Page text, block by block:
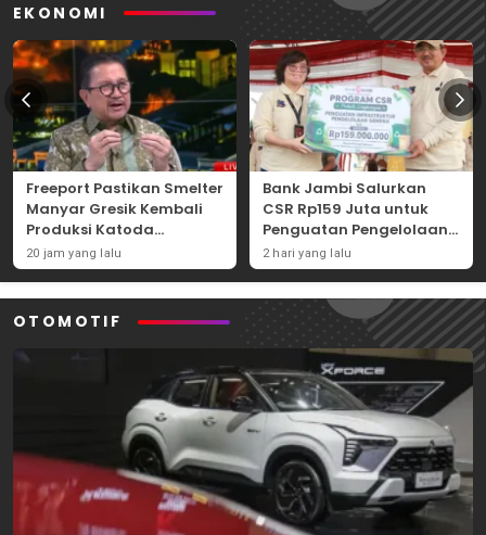
EKONOMI
Freeport Pastikan Smelter
Manyar Gresik Kembali
Produksi Katoda
Tembaga Mulai
September 2026
20 jam yang lalu
Bank Jambi Salurkan
CSR Rp159 Juta untuk
Penguatan Pengelolaan
Sampah di Tanjung
Jabung Barat
2 hari yang lalu
OTOMOTIF